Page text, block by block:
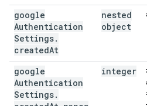
google
Authentication
Settings.
createdAt
nested
object
google
Authentication
Settings.
integer